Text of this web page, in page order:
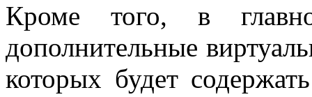
Кроме того, в
дополнительные
которых будет